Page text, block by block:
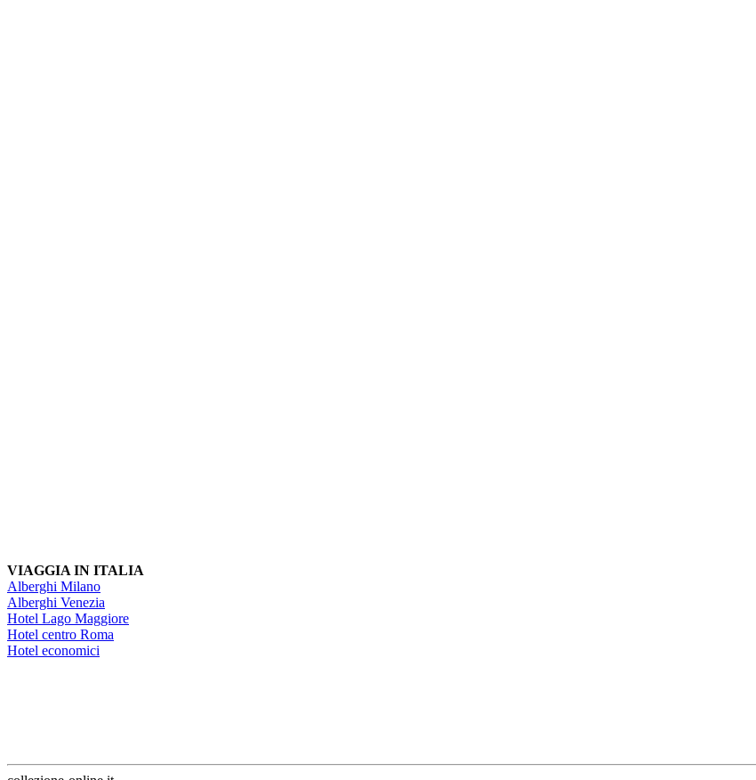
VIAGGIA IN ITALIA
Alberghi Milano
Alberghi Venezia
Hotel Lago Maggiore
Hotel centro Roma
Hotel economici